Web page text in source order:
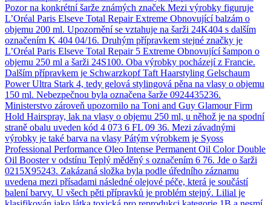
Pozor na konkrétní šarže známých značek Mezi výrobky figuruje
L’Oréal Paris Elseve Total Repair Extreme Obnovující balzám o
objemu 200 ml. Upozornění se vztahuje na šarži 24K404 s dalším
označením K 404 04/16. Druhým přípravkem stejné značky je
L’Oréal Paris Elseve Total Repair 5 Extreme Obnovující šampon o
objemu 250 ml a šarži 24S100. Oba výrobky pocházejí z Francie.
Dalším přípravkem je Schwarzkopf Taft Haarstyling Gelschaum
Power Ultra Stark 4, tedy gelová stylingová pěna na vlasy o objemu
150 ml. Nebezpečnou byla označena šarže 0924435236.
Ministerstvo zároveň upozornilo na Toni and Guy Glamour Firm
Hold Hairspray, lak na vlasy o objemu 250 ml, u něhož je na spodní
straně obalu uveden kód 4 073 6 FL 09 36. Mezi závadnými
výrobky je také barva na vlasy Pátým výrobkem je Syoss
Professional Performance Oleo Intense Permanent Oil Color Double
Oil Booster v odstínu Teplý měděný s označením 6 76. Jde o šarži
0215X95243. Zakázaná složka byla podle úředního záznamu
uvedena mezi přísadami následné olejové péče, která je součástí
balení barvy. U všech pěti přípravků je problém stejný. Lilial je